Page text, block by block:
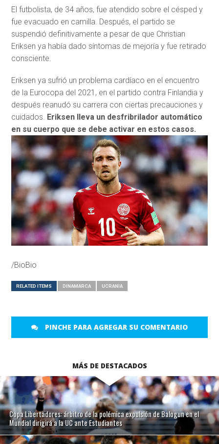
El futbolista, de 34 años, fue atendido sobre el césped y
fue evacuado en camilla. Después, el partido se
suspendió definitivamente a pesar de que Christian
Eriksen ya había dado síntomas de mejoría y fue retirado
consciente.
Eriksen ya sufrió un problema cardíaco en el encuentro
de la Eurocopa del 2021, en el partido contra Finlandia y
después reanudó su carrera con ciertas precauciones y
cuidados. Eriksen lleva un desfribrilador automático
en su cuerpo que se debe activar en estos casos.
/BioBio
RELATED ITEMS DINAMARCA UCRANIA
PINCHE PARA AGREGAR SU COMENTARIO
MÁS DE DESTACADOS
Copa Libertadores: árbitro de la polémica expulsión de Balogun en el
Mundial dirigirá a la UC ante Estudiantes